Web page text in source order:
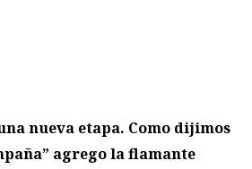
nueva etapa. Como dijimos
agrego la flamante